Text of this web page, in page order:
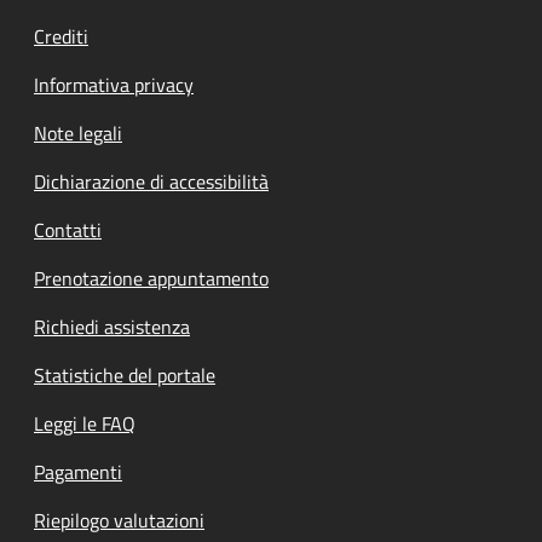
Crediti
Informativa privacy
Note legali
Dichiarazione di accessibilità
Contatti
Prenotazione appuntamento
Richiedi assistenza
Statistiche del portale
Leggi le FAQ
Pagamenti
Riepilogo valutazioni